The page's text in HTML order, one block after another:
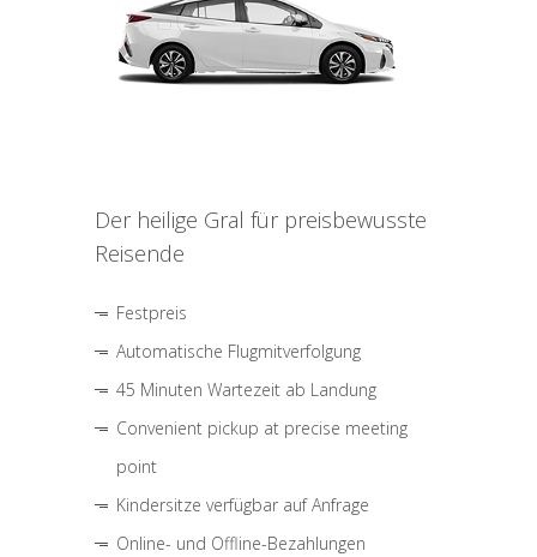
Der heilige Gral für preisbewusste
Reisende
Festpreis
Automatische Flugmitverfolgung
45 Minuten Wartezeit ab Landung
Convenient pickup at precise meeting
point
Kindersitze verfügbar auf Anfrage
Online- und Offline-Bezahlungen